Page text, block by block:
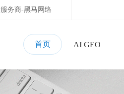
务商-黑马网络
首页 AI GEO